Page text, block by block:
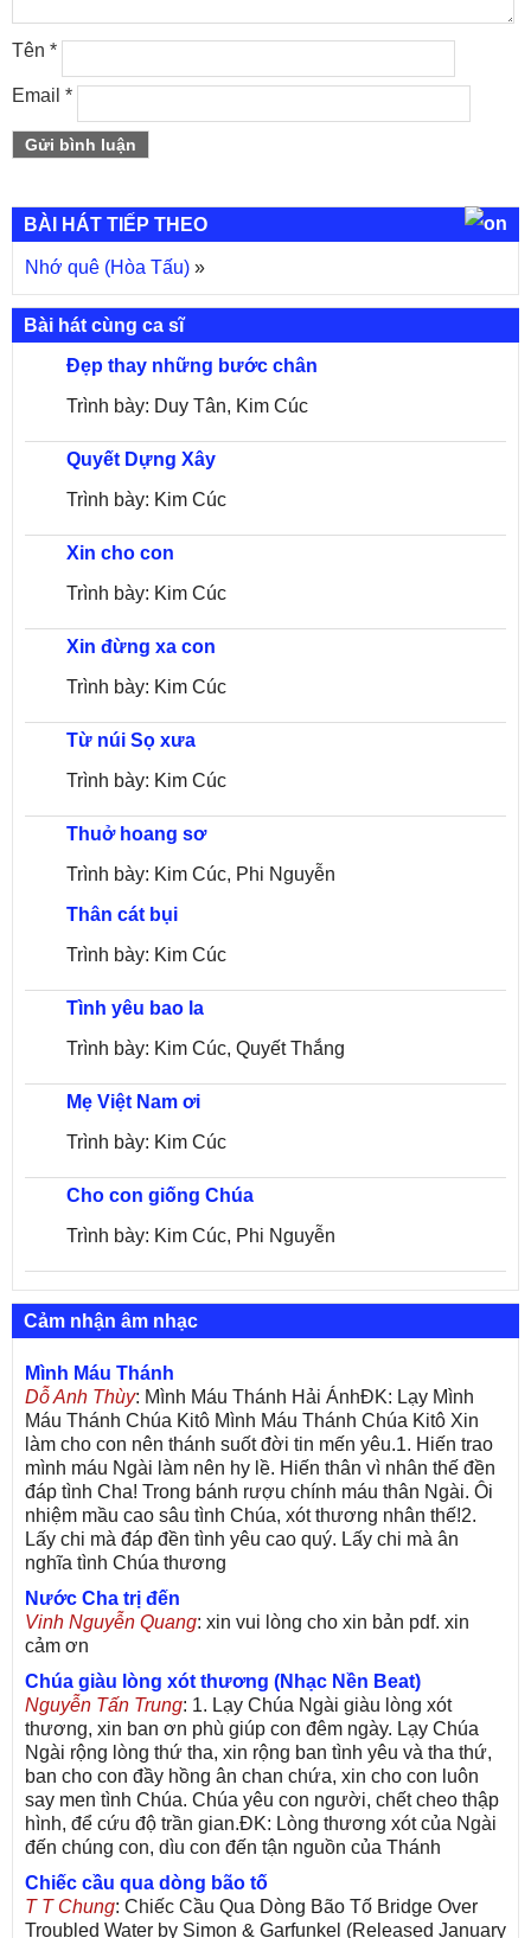
Tên *
Email *
BÀI HÁT TIẾP THEO
Nhớ quê (Hòa Tấu) »
Bài hát cùng ca sĩ
Đẹp thay những bước chân
Trình bày: Duy Tân, Kim Cúc
Quyết Dựng Xây
Trình bày: Kim Cúc
Xin cho con
Trình bày: Kim Cúc
Xin đừng xa con
Trình bày: Kim Cúc
Từ núi Sọ xưa
Trình bày: Kim Cúc
Thuở hoang sơ
Trình bày: Kim Cúc, Phi Nguyễn
Thân cát bụi
Trình bày: Kim Cúc
Tình yêu bao la
Trình bày: Kim Cúc, Quyết Thắng
Mẹ Việt Nam ơi
Trình bày: Kim Cúc
Cho con giống Chúa
Trình bày: Kim Cúc, Phi Nguyễn
Cảm nhận âm nhạc
Mình Máu Thánh
Dỗ Anh Thùy: Mình Máu Thánh Hải ÁnhĐK: Lạy Mình
Máu Thánh Chúa Kitô Mình Máu Thánh Chúa Kitô Xin
làm cho con nên thánh suốt đời tin mến yêu.1. Hiến trao
mình máu Ngài làm nên hy lề. Hiến thân vì nhân thế đền
đáp tình Cha! Trong bánh rượu chính máu thân Ngài. Ôi
nhiệm mầu cao sâu tình Chúa, xót thương nhân thế!2.
Lấy chi mà đáp đền tình yêu cao quý. Lấy chi mà ân
nghĩa tình Chúa thương
Nước Cha trị đến
Vinh Nguyễn Quang: xin vui lòng cho xin bản pdf. xin
cảm ơn
Chúa giàu lòng xót thương (Nhạc Nền Beat)
Nguyễn Tấn Trung: 1. Lạy Chúa Ngài giàu lòng xót
thương, xin ban ơn phù giúp con đêm ngày. Lạy Chúa
Ngài rộng lòng thứ tha, xin rộng ban tình yêu và tha thứ,
ban cho con đầy hồng ân chan chứa, xin cho con luôn
say men tình Chúa. Chúa yêu con người, chết cheo thập
hình, để cứu độ trần gian.ĐK: Lòng thương xót của Ngài
đến chúng con, dìu con đến tận nguồn của Thánh
Chiếc cầu qua dòng bão tố
T T Chung: Chiếc Cầu Qua Dòng Bão Tố Bridge Over
Troubled Water by Simon & Garfunkel (Released January